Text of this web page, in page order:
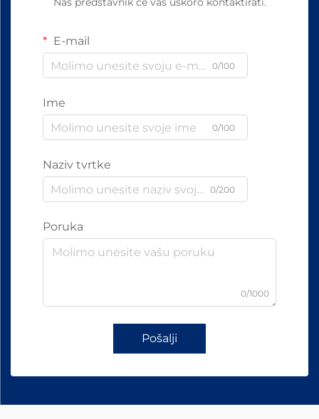
E-mail
0/100
Ime
0/100
Naziv tvrtke
0/200
Poruka
0/1000
Pošalji